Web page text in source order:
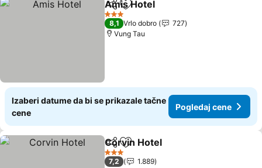
Deli Dodati u favorite
Amis Hotel
3 Zvezdice
8,1 Vrlo dobro
727
Vung Tau
Izaberi datume da bi se prikazale tačne
cene
Pogledaj cene
Deli Dodati u favorite
Corvin Hotel
3 Zvezdice
7,2
1.889